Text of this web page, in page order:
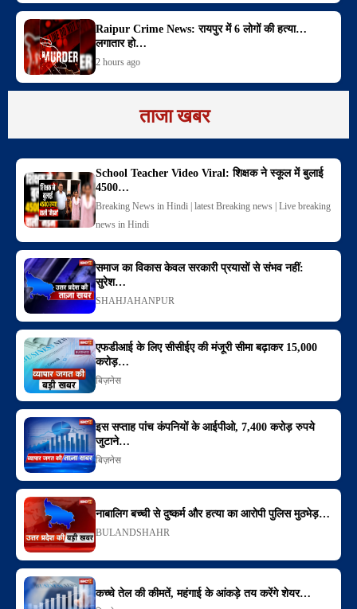
Raipur Crime News: रायपुर में 6 लोगों की हत्या…
लगातार हो…
2 hours ago
ताजा खबर
School Teacher Video Viral: शिक्षक ने स्कूल में बुलाई
4500…
Breaking News in Hindi | latest Breaking news | Live breaking
news in Hindi
समाज का विकास केवल सरकारी प्रयासों से संभव नहीं:
सुरेश…
SHAHJAHANPUR
एफडीआई के लिए सीसीईए की मंजूरी सीमा बढ़ाकर 15,000
करोड़…
बिज़नेस
इस सप्ताह पांच कंपनियों के आईपीओ, 7,400 करोड़ रुपये
जुटाने…
बिज़नेस
नाबालिग बच्ची से दुष्कर्म और हत्या का आरोपी पुलिस मुठभेड़…
BULANDSHAHR
कच्चे तेल की कीमतें, महंगाई के आंकड़े तय करेंगे शेयर…